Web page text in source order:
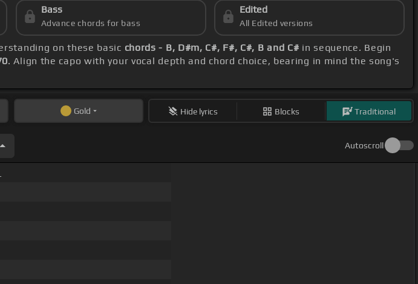
Bass
Advance chords for bass
Edited
All Edited versions
on these basic chords - B, D#m, C#, F#, C#, B and C# in sequence. Begin
. Align the capo with your vocal depth and chord choice, bearing in mind the song's
Gold Hide lyrics Blocks Traditional
Autoscroll